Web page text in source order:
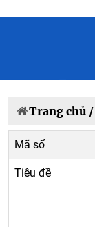
Trang chủ /
Mã số
Tiêu đề